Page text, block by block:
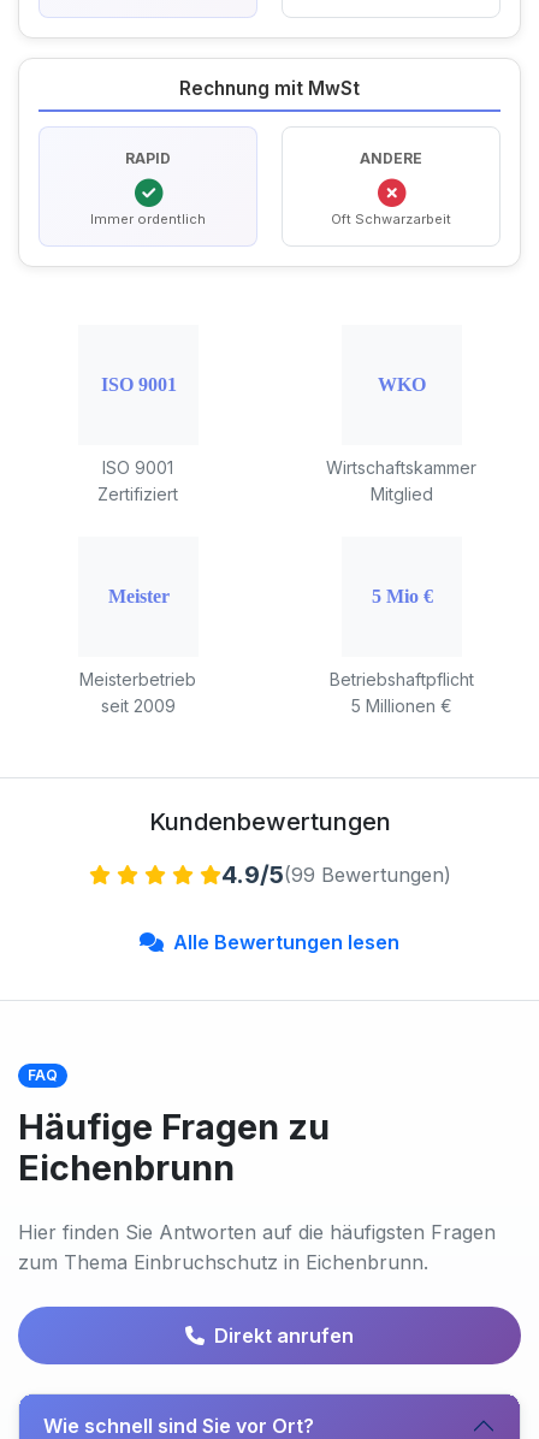
Rechnung mit MwSt
RAPID
Immer ordentlich
ANDERE
Oft Schwarzarbeit
ISO 9001
Zertifiziert
Wirtschaftskammer
Mitglied
Meisterbetrieb
seit 2009
Betriebshaftpflicht
5 Millionen €
Kundenbewertungen
4.9/5(99 Bewertungen)
Alle Bewertungen lesen
FAQ
Häufige Fragen zu
Eichenbrunn
Hier finden Sie Antworten auf die häufigsten Fragen
zum Thema Einbruchschutz in Eichenbrunn.
Direkt anrufen
Wie schnell sind Sie vor Ort?